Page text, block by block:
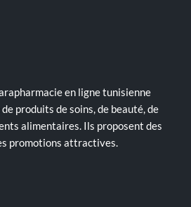
en ligne tunisienne
produits de soins, de beauté, de
alimentaires. Ils proposent des
promotions attractives.